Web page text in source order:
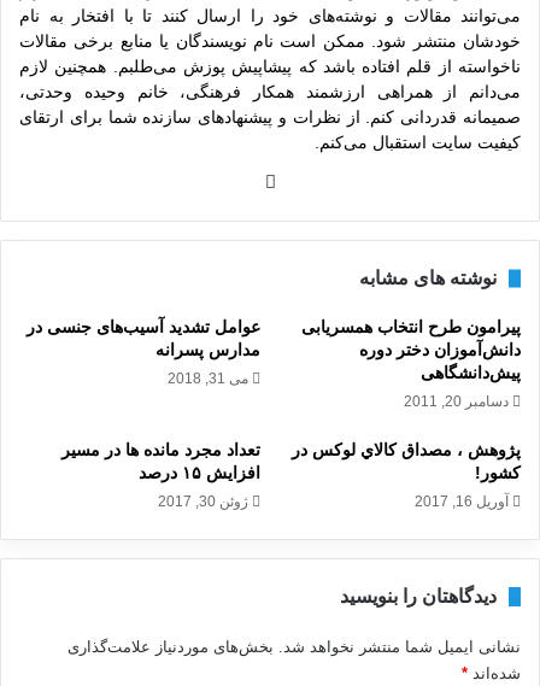
می‌توانند مقالات و نوشته‌های خود را ارسال کنند تا با افتخار به نام
خودشان منتشر شود. ممکن است نام نویسندگان یا منابع برخی مقالات
ناخواسته از قلم افتاده باشد که پیشاپیش پوزش می‌طلبم. همچنین لازم
می‌دانم از همراهی ارزشمند همکار فرهنگی، خانم وحیده وحدتی،
صمیمانه قدردانی کنم. از نظرات و پیشنهادهای سازنده شما برای ارتقای
کیفیت سایت استقبال می‌کنم.
نوشته های مشابه
پیرامون طرح انتخاب همسریابی
دانش‌آموزان دختر دوره
پیش‌دانشگاهی
دسامبر 20, 2011
عوامل تشدید آسیب‌های جنسی در
مدارس پسرانه
می 31, 2018
پژوهش ، مصداق کالاي لوکس در
کشور!
آوریل 16, 2017
تعداد مجرد مانده ها در مسیر
افزایش ۱۵ درصد
ژوئن 30, 2017
دیدگاهتان را بنویسید
نشانی ایمیل شما منتشر نخواهد شد. بخش‌های موردنیاز علامت‌گذاری
شده‌اند *